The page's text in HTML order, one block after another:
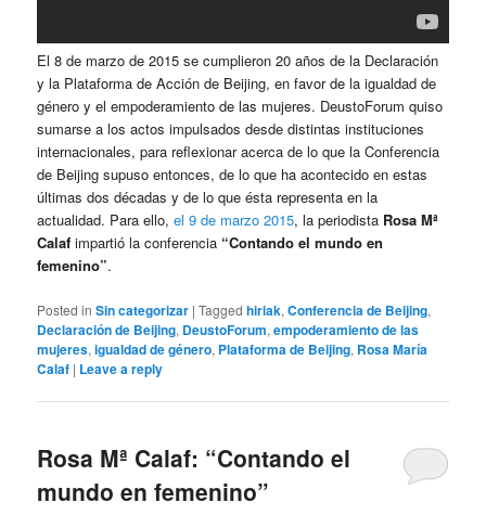
El 8 de marzo de 2015 se cumplieron 20 años de la Declaración
y la Plataforma de Acción de Beijing, en favor de la igualdad de
género y el empoderamiento de las mujeres. DeustoForum quiso
sumarse a los actos impulsados desde distintas instituciones
internacionales, para reflexionar acerca de lo que la Conferencia
de Beijing supuso entonces, de lo que ha acontecido en estas
últimas dos décadas y de lo que ésta representa en la
actualidad. Para ello,el 9 de marzo 2015, la periodista Rosa Mª
Calaf impartió la conferencia “Contando el mundo en
femenino”.
Posted in Sin categorizar |Tagged hiriak,Conferencia de Beijing,
Declaración de Beijing, DeustoForum,empoderamiento de las
mujeres,igualdad de género, Plataforma de Beijing, Rosa María
Calaf | Leave a reply
Rosa Mª Calaf: “Contando el
mundo en femenino”